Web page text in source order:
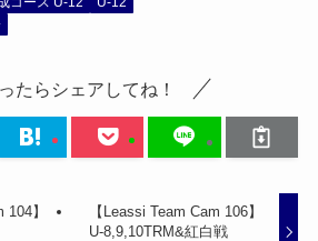
たらシェアしてね！
104】
【Leassi Team Cam 106】
U-8,9,10TRM&紅白戦